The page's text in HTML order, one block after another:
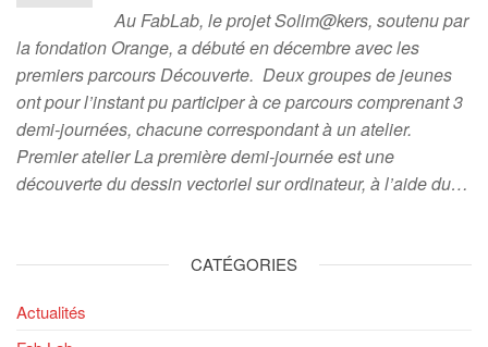
Au FabLab, le projet Solim@kers, soutenu par
la fondation Orange, a débuté en décembre avec les
premiers parcours Découverte. Deux groupes de jeunes
ont pour l’instant pu participer à ce parcours comprenant 3
demi-journées, chacune correspondant à un atelier.
Premier atelier La première demi-journée est une
découverte du dessin vectoriel sur ordinateur, à l’aide du…
CATÉGORIES
Actualités